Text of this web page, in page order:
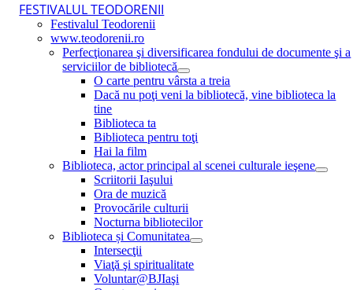
FESTIVALUL TEODORENII
Festivalul Teodorenii
www.teodorenii.ro
Perfecţionarea şi diversificarea fondului de documente şi a
serviciilor de bibliotecă
O carte pentru vârsta a treia
Dacă nu poţi veni la bibliotecă, vine biblioteca la
tine
Biblioteca ta
Biblioteca pentru toţi
Hai la film
Biblioteca, actor principal al scenei culturale ieşene
Scriitorii Iaşului
Ora de muzică
Provocările culturii
Nocturna bibliotecilor
Biblioteca și Comunitatea
Intersecţii
Viaţă şi spiritualitate
Voluntar@BJIaşi